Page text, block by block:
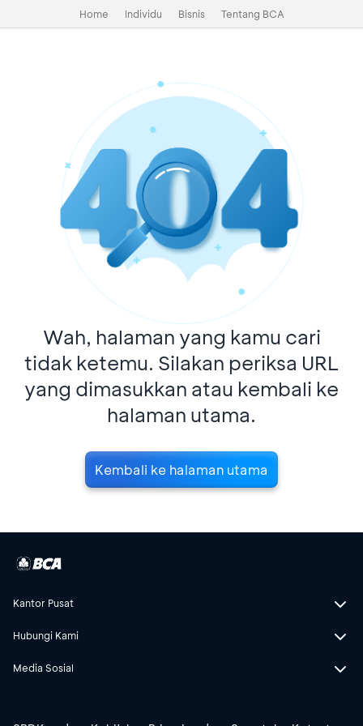
Home Individu Bisnis Tentang BCA
Wah, halaman yang kamu cari
tidak ketemu. Silakan periksa URL
yang dimasukkan atau kembali ke
halaman utama.
Kembali ke halaman utama
Kantor Pusat
Hubungi Kami
Media Sosial